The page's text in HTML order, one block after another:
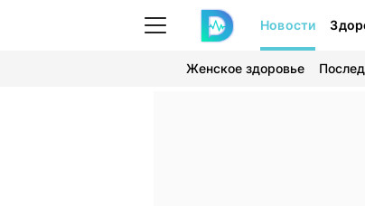
Новости
Женское здоровье